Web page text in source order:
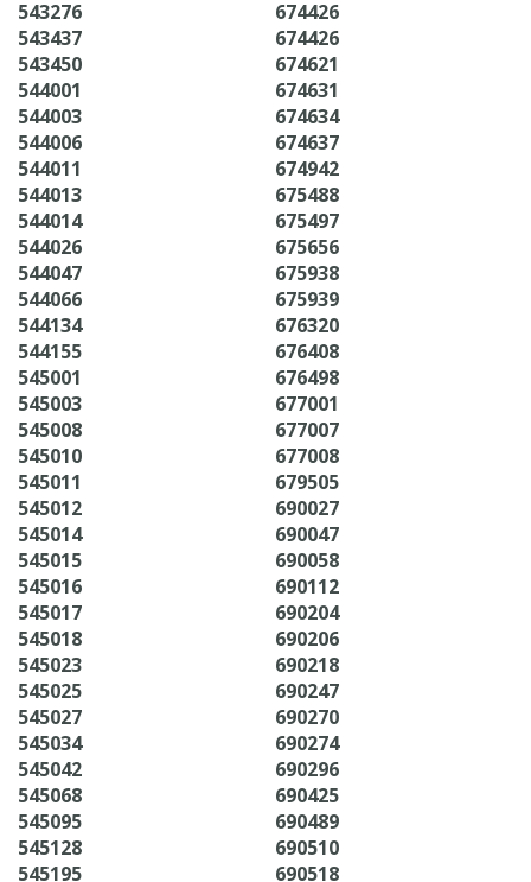
543276
543437
543450
544001
544003
544006
544011
544013
544014
544026
544047
544066
544134
544155
545001
545003
545008
545010
545011
545012
545014
545015
545016
545017
545018
545023
545025
545027
545034
545042
545068
545095
545128
545195
674426
674426
674621
674631
674634
674637
674942
675488
675497
675656
675938
675939
676320
676408
676498
677001
677007
677008
679505
690027
690047
690058
690112
690204
690206
690218
690247
690270
690274
690296
690425
690489
690510
690518